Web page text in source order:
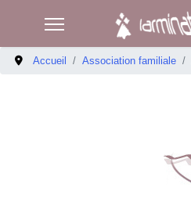
Accueil Association familiale